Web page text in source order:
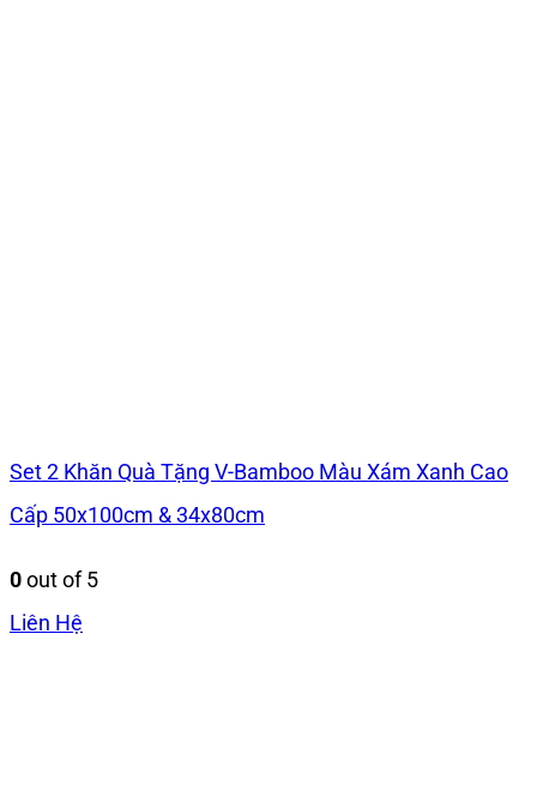
Set 2 Khăn Quà Tặng V-Bamboo Màu Xám Xanh Cao
Cấp 50x100cm & 34x80cm
0out of 5
Liên Hệ